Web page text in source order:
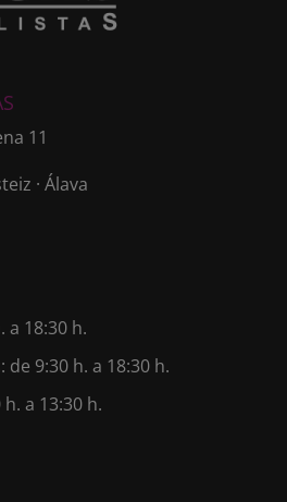
11
· Álava
a 18:30 h.
9:30 h. a 18:30 h.
a 13:30 h.